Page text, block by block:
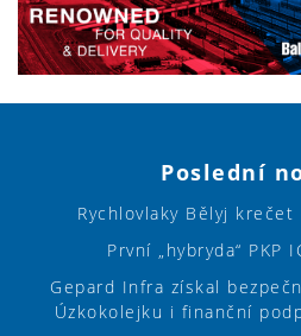
Poslední
Rychlovlaky Bělyj
První „hybryda“ PKP
Gepard Infra získal
Úzkokolejku i finanční